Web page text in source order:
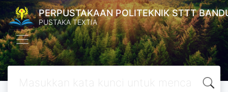
PERPUSTAKAAN POLITEKNIK STTT
PUSTAKA TEXTIA